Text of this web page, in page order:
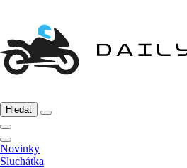
Hledat
Novinky
Sluchátka